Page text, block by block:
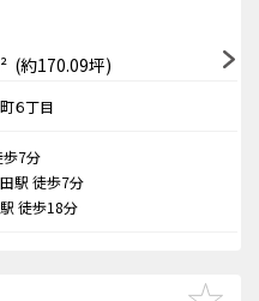
(約170.09坪)
６丁目
歩7分
駅 徒歩7分
徒歩18分